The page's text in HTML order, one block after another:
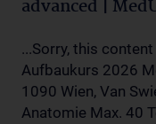
advanced |
...Sorry, this
Aufbaukurs 2026
1090 Wien, Van
Anatomie Max. 40